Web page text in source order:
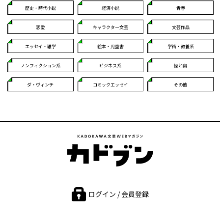
歴史・時代小説 経済小説 青春
恋愛 キャラクター文芸 文芸作品
エッセイ・雑学 絵本・児童書 学術・教養系
ノンフィクション系 ビジネス系 怪と幽
ダ・ヴィンチ コミックエッセイ その他
ログイン / 会員登録